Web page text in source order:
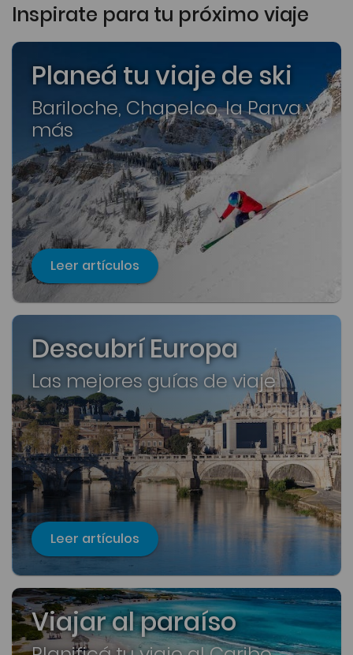
Inspirate para tu próximo viaje
Planeá tu viaje de ski
Bariloche, Chapelco, la Parva y
más
Leer artículos
Descubrí Europa
Las mejores guías de viaje
Leer artículos
Viajar al paraíso